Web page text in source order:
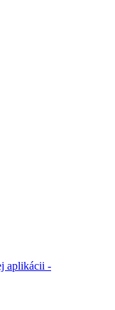
aplikácii -